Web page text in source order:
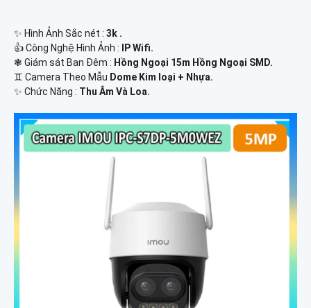
✨ Hình Ảnh Sắc nét : 3k .
👍 Công Nghệ Hình Ảnh :
IP Wifi.
❃ Giám sát Ban Đêm : Hồng Ngoại 15m Hồng Ngoại SMD.
♊ Camera Theo Mẫu Dome Kim loại + Nhựa.
️✨ Chức Năng : Thu Âm Và Loa.